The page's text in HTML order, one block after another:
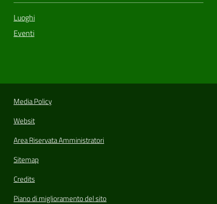
Luoghi
Eventi
Media Policy
Websit
Area Riservata Amministratori
Sitemap
Credits
Piano di miglioramento del sito